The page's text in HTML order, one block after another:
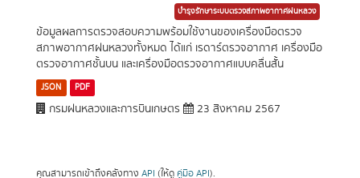
บำรุงรักษาระบบตรวจสภาพอากาศฝนหลวง
ข้อมูลผลการตรวจสอบความพร้อมใช้งานของเครื่องมือตรวจ
สภาพอากาศฝนหลวงทั้งหมด ได้แก่ เรดาร์ตรวจอากาศ เครื่องมือ
ตรวจอากาศชั้นบน และเครื่องมือตรวจอากาศแบบคลื่นสั้น
JSON PDF
กรมฝนหลวงและการบินเกษตร 23 สิงหาคม 2567
คุณสามารถเข้าถึงคลังทาง API (ให้ดู คู่มือ API).